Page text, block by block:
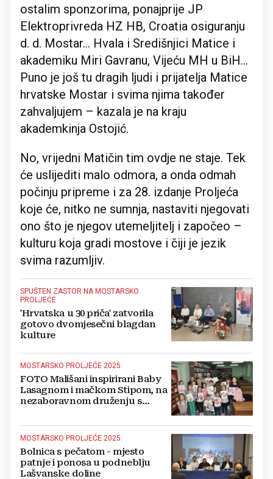
ostalim sponzorima, ponajprije JP
Elektroprivreda HZ HB, Croatia osiguranju
d. d. Mostar… Hvala i Središnjici Matice i
akademiku Miri Gavranu, Vijeću MH u BiH…
Puno je još tu dragih ljudi i prijatelja Matice
hrvatske Mostar i svima njima također
zahvaljujem – kazala je na kraju
akademkinja Ostojić.
No, vrijedni Matičin tim ovdje ne staje. Tek
će uslijediti malo odmora, a onda odmah
počinju pripreme i za 28. izdanje Proljeća
koje će, nitko ne sumnja, nastaviti njegovati
ono što je njegov utemeljitelj i započeo –
kulturu koja gradi mostove i čiji je jezik
svima razumljiv.
SPUŠTEN ZASTOR NA MOSTARSKO
PROLJEĆE
'Hrvatska u 30 priča' zatvorila
gotovo dvomjesečni blagdan
kulture
MOSTARSKO PROLJEĆE 2025.
FOTO Mališani inspirirani Baby
Lasagnom i mačkom Stipom, na
nezaboravnom druženju s
mačke
MOSTARSKO PROLJEĆE 2025.
Bolnica s pečatom - mjesto
patnje i ponosa u podneblju
Lašvanske doline